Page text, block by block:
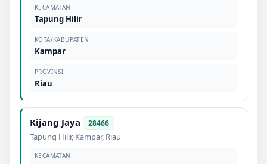
KECAMATAN
Tapung Hilir
KOTA/KABUPATEN
Kampar
PROVINSI
Riau
Kijang Jaya 28466
Tapung Hilir, Kampar, Riau
KECAMATAN